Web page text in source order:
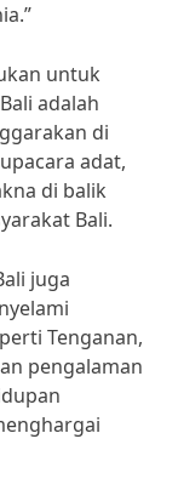
untuk
adalah
di
adat,
di balik
Bali.
juga
Tenganan,
pengalaman